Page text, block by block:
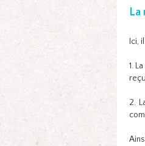
La
Ici,
1.
2.